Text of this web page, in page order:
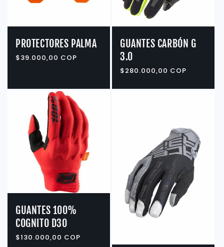
:
PROTECTORES PALMA
Precio
$39.000,00 COP
GUANTES CARBÓN G
3.0
Precio
$280.000,00 COP
GUANTES 100%
COGNITO D30
Precio
$130.000,00 COP